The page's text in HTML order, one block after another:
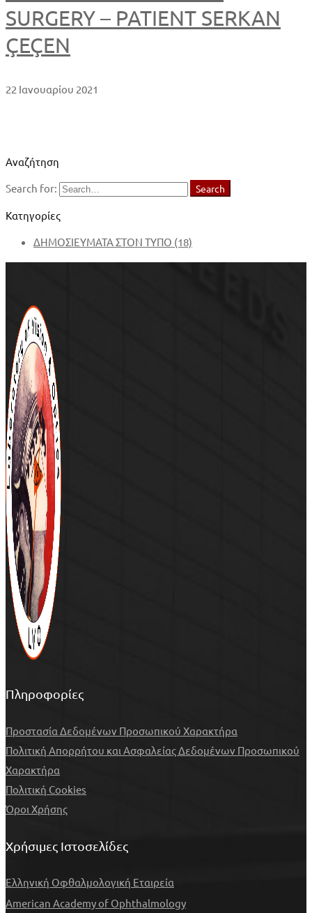
SURGERY – PATIENT SERKAN
ÇEÇEN
22 Ιανουαρίου 2021
Αναζήτηση
Search for:
Search
Κατηγορίες
ΔΗΜΟΣΙΕΥΜΑΤΑ ΣΤΟΝ ΤΥΠΟ (18)
Πληροφορίες
Προστασία Δεδομένων Προσωπικού Χαρακτήρα
Πολιτική Απορρήτου και Ασφαλείας Δεδομένων Προσωπικού
Χαρακτήρα
Πολιτική Cookies
Όροι Χρήσης
Χρήσιμες Ιστοσελίδες
Ελληνική Οφθαλμολογική Εταιρεία
American Academy of Ophthalmology